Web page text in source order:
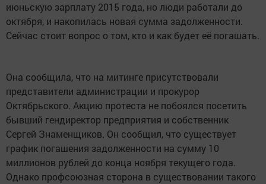
июньскую зарплату 2015 года, но люди работали до
октября, и накопилась новая сумма задолженности.
Сейчас стоит вопрос о том, кто и как будет её погашать.
Она сообщила, что на митинге присутствовали
представители администрации и прокурор
Октябрьского. Акцию протеста не побоялся посетить
бывший гендиректор предприятия и собственник
Сергей Знаменщиков. Он сообщил, что существует
график погашения задолженности на сумму 10
миллионов рублей до конца ноября текущего года.
Однако профсоюзная сторона в существовании такого